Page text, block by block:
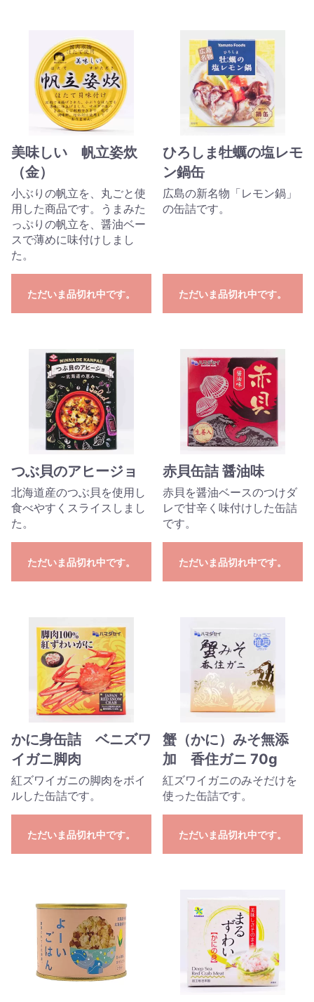
美味しい 帆立姿炊
（金）
小ぶりの帆立を、丸ごと使
用した商品です。うまみた
っぷりの帆立を、醤油ベー
スで薄めに味付けしまし
た。
ただいま品切れ中です。
ひろしま牡蠣の塩レモ
ン鍋缶
広島の新名物「レモン鍋」
の缶詰です。
ただいま品切れ中です。
つぶ貝のアヒージョ
北海道産のつぶ貝を使用し
食べやすくスライスしまし
た。
ただいま品切れ中です。
赤貝缶詰 醤油味
赤貝を醤油ベースのつけダ
レで甘辛く味付けした缶詰
です。
ただいま品切れ中です。
かに身缶詰 ベニズワ
イガニ脚肉
紅ズワイガニの脚肉をボイ
ルした缶詰です。
ただいま品切れ中です。
蟹（かに）みそ無添
加 香住ガニ 70g
紅ズワイガニのみそだけを
使った缶詰です。
ただいま品切れ中です。